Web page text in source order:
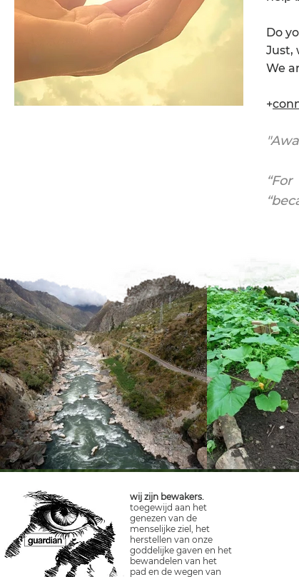
Do
Just,
We
+
wij zijn bewakers.
toegewijd aan het
genezen van de
menselijke ziel, het
herstellen van onze
goddelijke gaven en het
bewandelen van het
pad en de wegen van